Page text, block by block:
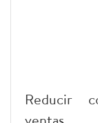
Reducir